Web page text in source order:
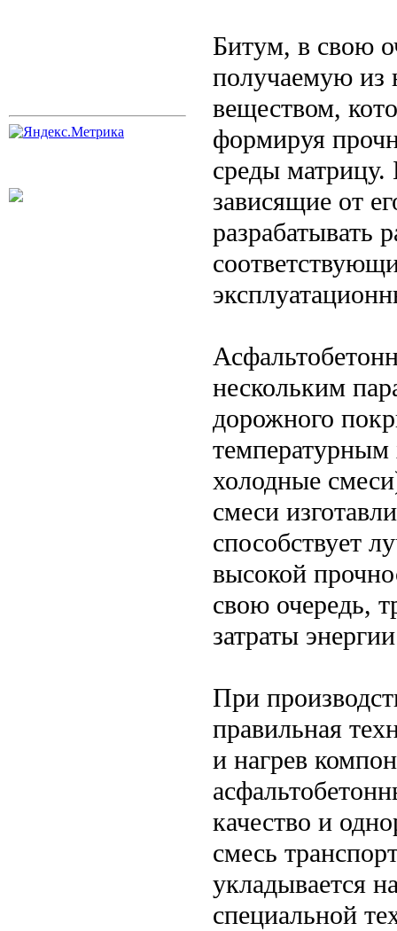
Битум, в свою
получаемую из
веществом,
формируя
среды матрицу.
зависящие от
разрабатывать
нескольким
дорожного
температурным
холодные
смеси
способствует
высокой
свою очередь,
затраты
При
правильная
и нагрев
качество и
смесь
укладывается
специальной